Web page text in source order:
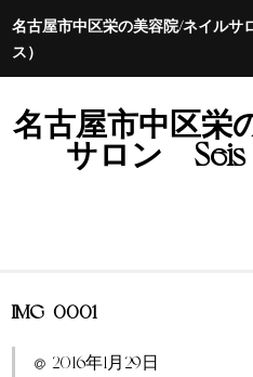
名古屋市中区栄の美容院/ネイルサ
ス）
名古屋市中区栄
サロン Seis
ホーム
特定商取引法に基づく表示
IMG_0001
2016年1月29日